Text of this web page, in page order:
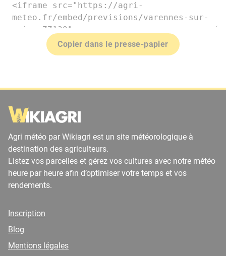
Copier dans le presse-papier
Agri météo par Wikiagri est un site météorologique à
destination des agriculteurs.
Listez vos parcelles et gérez vos cultures avec notre météo
heure par heure afin d’optimiser votre temps et vos
rendements.
Inscription
Blog
Mentions légales